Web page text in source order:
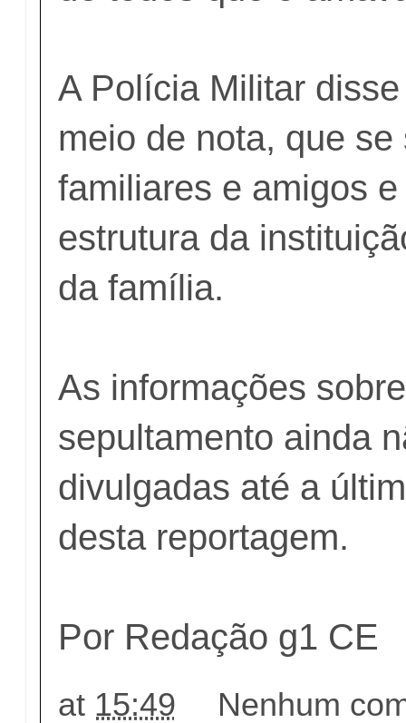
A Polícia Militar
meio de nota, que
familiares e amigos
estrutura da
da família.
As informações
sepultamento ainda
divulgadas até a
desta reportagem.
Por Redação g1 CE
at 15:49 Nenhum